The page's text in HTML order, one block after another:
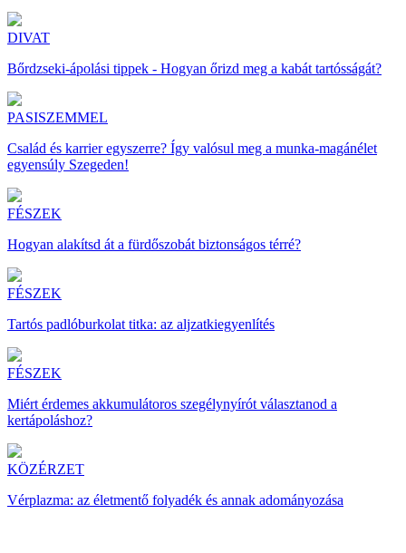
DIVAT
Bőrdzseki-ápolási tippek - Hogyan őrizd meg a kabát tartósságát?
PASISZEMMEL
Család és karrier egyszerre? Így valósul meg a munka-magánélet
egyensúly Szegeden!
FÉSZEK
Hogyan alakítsd át a fürdőszobát biztonságos térré?
FÉSZEK
Tartós padlóburkolat titka: az aljzatkiegyenlítés
FÉSZEK
Miért érdemes akkumulátoros szegélynyírót választanod a
kertápoláshoz?
KÖZÉRZET
Vérplazma: az életmentő folyadék és annak adományozása